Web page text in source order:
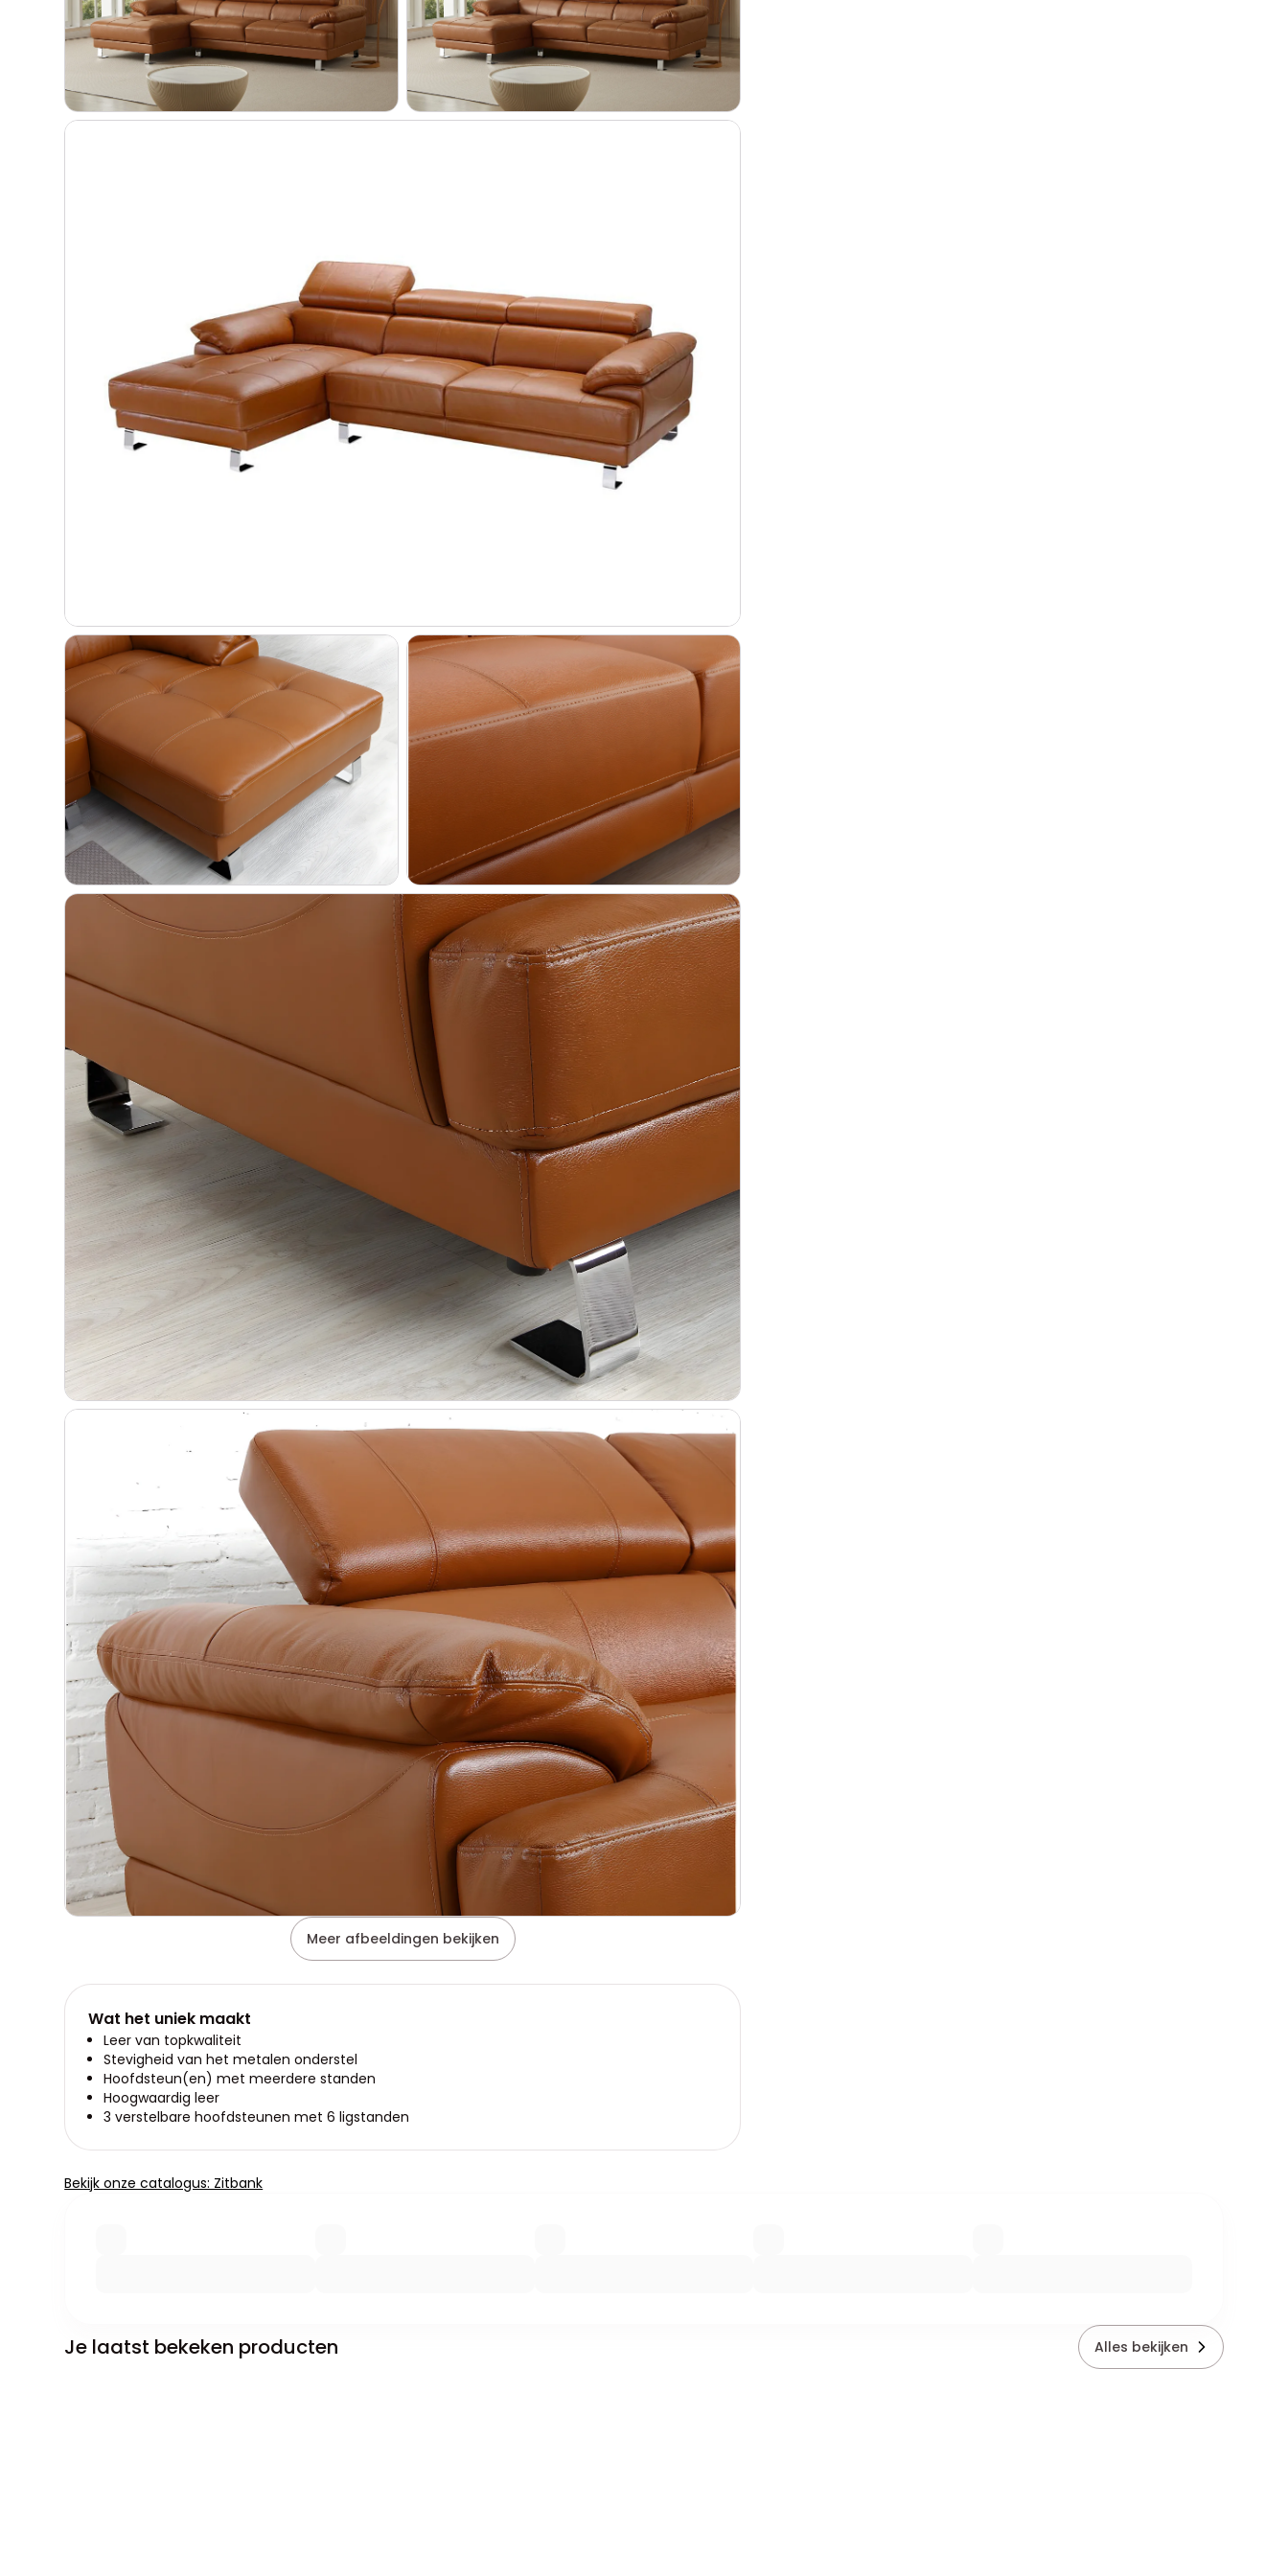
Meer afbeeldingen bekijken
Wat het uniek maakt
Leer van topkwaliteit
Stevigheid van het metalen onderstel
Hoofdsteun(en) met meerdere standen
Hoogwaardig leer
3 verstelbare hoofdsteunen met 6 ligstanden
Bekijk onze catalogus: Zitbank
Je laatst bekeken producten Alles bekijken